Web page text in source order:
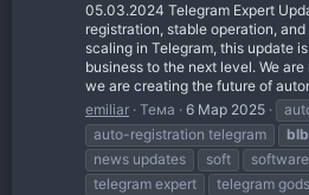
05.03.2024 Telegram Expert
registration, stable operation,
scaling in Telegram, this update
business to the next level. We
we are creating the future of
emiliar Тема 6 Мар 2025
auto-registration telegram
blb
news updates
soft software
telegram expert
telegram gods